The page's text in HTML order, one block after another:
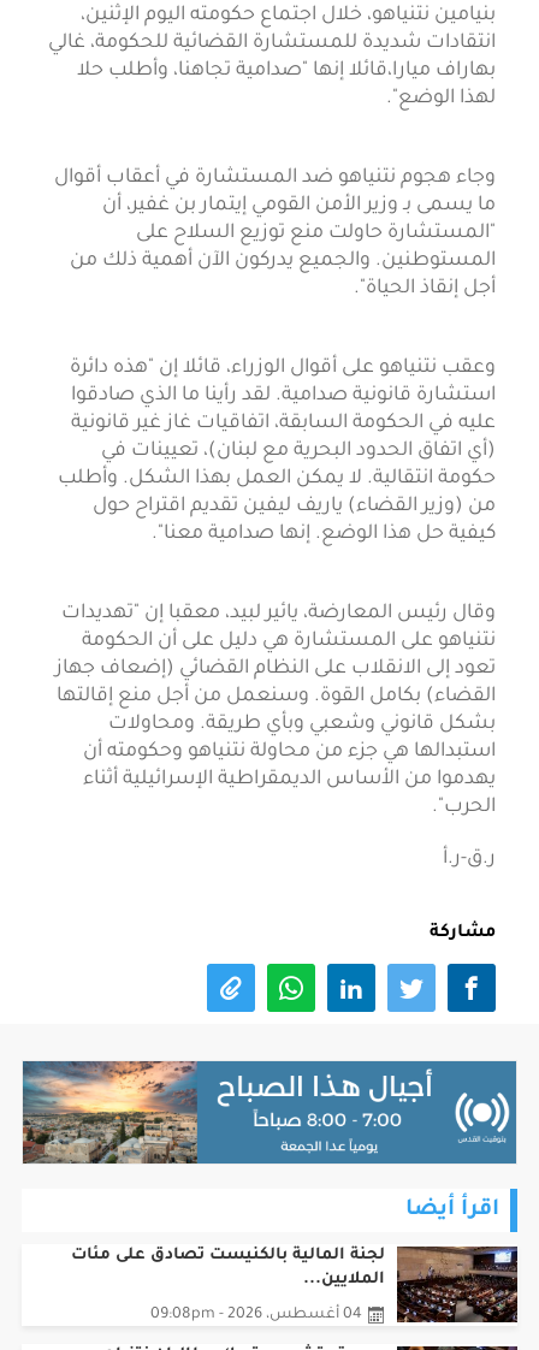
بنيامين نتنياهو، خلال اجتماع حكومته اليوم الإثنين،
انتقادات شديدة للمستشارة القضائية للحكومة، غالي
بهاراف ميارا،قائلا إنها "صدامية تجاهنا، وأطلب حلا
لهذا الوضع".
وجاء هجوم نتنياهو ضد المستشارة في أعقاب أقوال
ما يسمى بـ وزير الأمن القومي إيتمار بن غفير، أن
"المستشارة حاولت منع توزيع السلاح على
المستوطنين. والجميع يدركون الآن أهمية ذلك من
أجل إنقاذ الحياة".
وعقب نتنياهو على أقوال الوزراء، قائلا إن "هذه دائرة
استشارة قانونية صدامية. لقد رأينا ما الذي صادقوا
عليه في الحكومة السابقة، اتفاقيات غاز غير قانونية
(أي اتفاق الحدود البحرية مع لبنان)، تعيينات في
حكومة انتقالية. لا يمكن العمل بهذا الشكل. وأطلب
من (وزير القضاء) ياريف ليفين تقديم اقتراح حول
كيفية حل هذا الوضع. إنها صدامية معنا".
وقال رئيس المعارضة، يائير لبيد، معقبا إن "تهديدات
نتنياهو على المستشارة هي دليل على أن الحكومة
تعود إلى الانقلاب على النظام القضائي (إضعاف جهاز
القضاء) بكامل القوة. وسنعمل من أجل منع إقالتها
بشكل قانوني وشعبي وبأي طريقة. ومحاولات
استبدالها هي جزء من محاولة نتنياهو وحكومته أن
يهدموا من الأساس الديمقراطية الإسرائيلية أثناء
الحرب".
ر.ق-ر.أ
مشاركة
اقرأ أيضا
لجنة المالية بالكنيست تصادق على مئات
الملايين...
04 أغسطس، 2026 - 09:08pm